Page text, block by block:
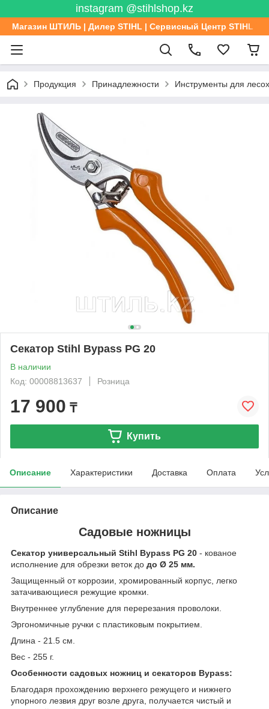
instagram @stihlshop.kz
Магазин ШТИЛЬ | Дилер STIHL | Сервисный Центр STIHL
Продукция Принадлежности Инструменты для
Секатор Stihl Bypass PG 20
В наличии
Код: 00008813637
Розница
17 900 ₸
Купить
Описание Характеристики Доставка Оплата
Описание
Садовые ножницы
Секатор универсальный Stihl Bypass PG 20 - кованое
исполнение для обрезки веток до до Ø 25 мм.
Защищенный от коррозии, хромированный корпус, легко
затачивающиеся режущие кромки.
Внутреннее углубление для перерезания проволоки.
Эргономичные ручки с пластиковым покрытием.
Длина - 21.5 см.
Вес - 255 г.
Особенности садовых ножниц и секаторов Bypass:
Благодаря прохождению верхнего режущего и нижнего
упорного лезвия друг возле друга, получается чистый и